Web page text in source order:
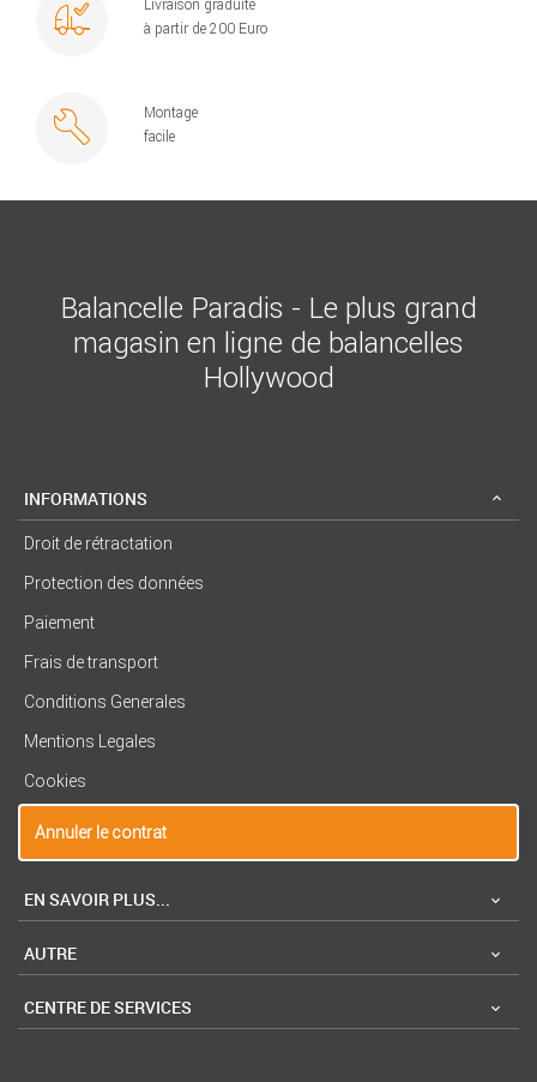
Livraison graduite
à partir de 200 Euro
Montage
facile
Balancelle Paradis - Le plus grand
magasin en ligne de balancelles
Hollywood
INFORMATIONS
Droit de rétractation
Protection des données
Paiement
Frais de transport
Conditions Generales
Mentions Legales
Cookies
Annuler le contrat
EN SAVOIR PLUS...
AUTRE
CENTRE DE SERVICES